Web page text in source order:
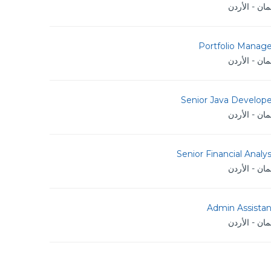
- الأردن
Portfolio
- الأردن
Senior Java
- الأردن
Senior Financial
- الأردن
Admin
- الأردن